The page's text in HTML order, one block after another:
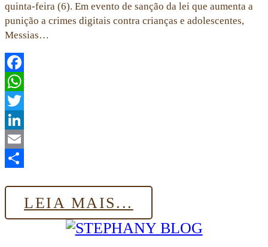
quinta-feira (6). Em evento de sanção da lei que aumenta a
punição a crimes digitais contra crianças e adolescentes,
Messias…
Facebook
WhatsApp
Twitter
LinkedIn
Email
LEIA MAIS...